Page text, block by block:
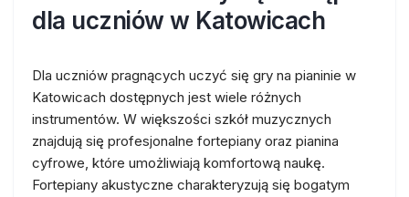
dla uczniów w Katowicach
Dla uczniów pragnących uczyć się gry na pianinie w
Katowicach dostępnych jest wiele różnych
instrumentów. W większości szkół muzycznych
znajdują się profesjonalne fortepiany oraz pianina
cyfrowe, które umożliwiają komfortową naukę.
Fortepiany akustyczne charakteryzują się bogatym